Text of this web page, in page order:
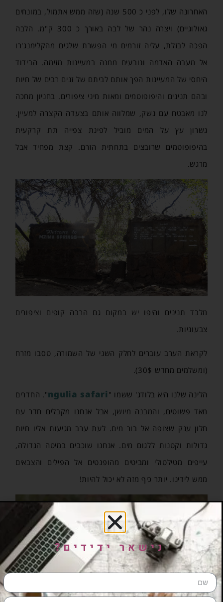
האחרונה שלו, לפני כ 500 שנה (שזה ממש אתמול, במונחים
גאולוגיים) ויצרה נהר של לבה באורך כ 300 ק"מ. הלבה
הפכה לבזלת, עליה זורמים מי הפשרת שלגים מהקלימנג'רו
אל מעבה האדמה ונובעים ממנה במעיינות מזימה. הבידוד
היחסי של המעיינות הפך אותם לביתם של זנים רבים של חיות
ובהם תנינים והיפופוטמים ומאות מיני ציפורים. בחניון מחכה
לנו מאבטח עם נשק, שמלווה אותם בצעדה הקצרה למעיין.
גשרון עץ על המים מוביל לפינת צפייה תת קרקעית
בהיפופוטמים שרובצים בתחתית הזרם. קצת מפחיד אבל
מרגש.
מלבד תנינים והיפו יש במקום גם הרבה קופים וציפורים
צבעוניות.
לקראת הערב עוברים לחלק השני של השמורה, טסבו מזרח
(ומשלמים מחדש 30$).
הלינה שלנו היא בלודג' ששמו " ngulia safari". החדרים
מאד פשוטים, והמבנה מיושן, אבל אנחנו מקבלים חדר עם
חלון ענק שצופה אל בור מים. לעת ערב מגיעות אליו חיות
גדולות וקטנות ללגום מים. אנחנו שוכבים במיטה הגדולה,
עייפים מטילטולי ומביטים מהופנטים אל הפילים והצבאים
ממש לידינו. יותר כיף מזה לא יכול להיות!
נישאר ידידים?